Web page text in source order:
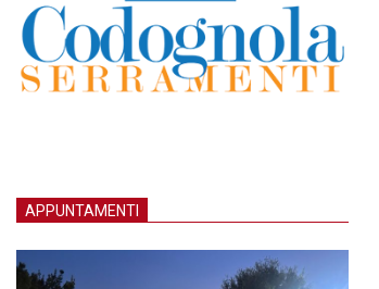
APPUNTAMENTI